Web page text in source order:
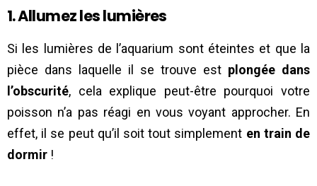
1. Allumez les lumières
Si les lumières de l’aquarium sont éteintes et que la
pièce dans laquelle il se trouve est plongée dans
l’obscurité, cela explique peut-être pourquoi votre
poisson n’a pas réagi en vous voyant approcher. En
effet, il se peut qu’il soit tout simplement en train de
dormir !